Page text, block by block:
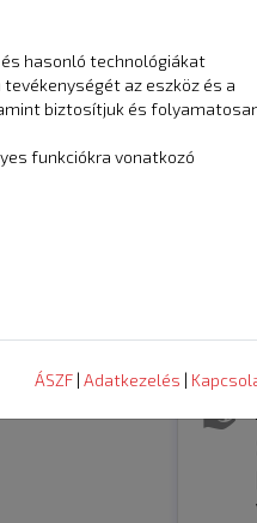
hasonló technológiákat
az eszköz és a
biztosítjuk és
funkciókra vonatkozó
ÁSZF | Adatkezelés |